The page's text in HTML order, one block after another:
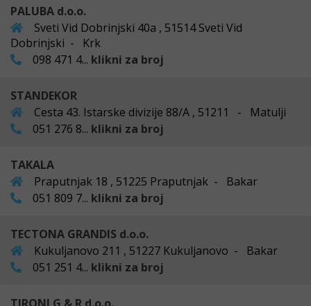
PALUBA d.o.o.
Sveti Vid Dobrinjski 40a , 51514 Sveti Vid
Dobrinjski - Krk
098 471 4... klikni za broj
STANDEKOR
Cesta 43. Istarske divizije 88/A , 51211 - Matulji
051 276 8... klikni za broj
TAKALA
Praputnjak 18 , 51225 Praputnjak - Bakar
051 809 7... klikni za broj
TECTONA GRANDIS d.o.o.
Kukuljanovo 211 , 51227 Kukuljanovo - Bakar
051 251 4... klikni za broj